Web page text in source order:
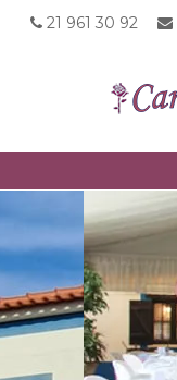
21 961 30 92
Skip to content